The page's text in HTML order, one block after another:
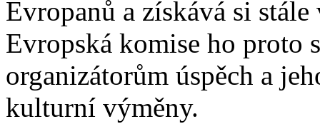
Evropanů a získává si
Evropská komise ho proto
organizátorům úspěch a
kulturní výměny.